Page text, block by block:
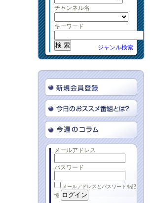
チャンネル名
キーワード
ジャンル検索
メールアドレス
パスワード
メールアドレスとパスワードを記
憶